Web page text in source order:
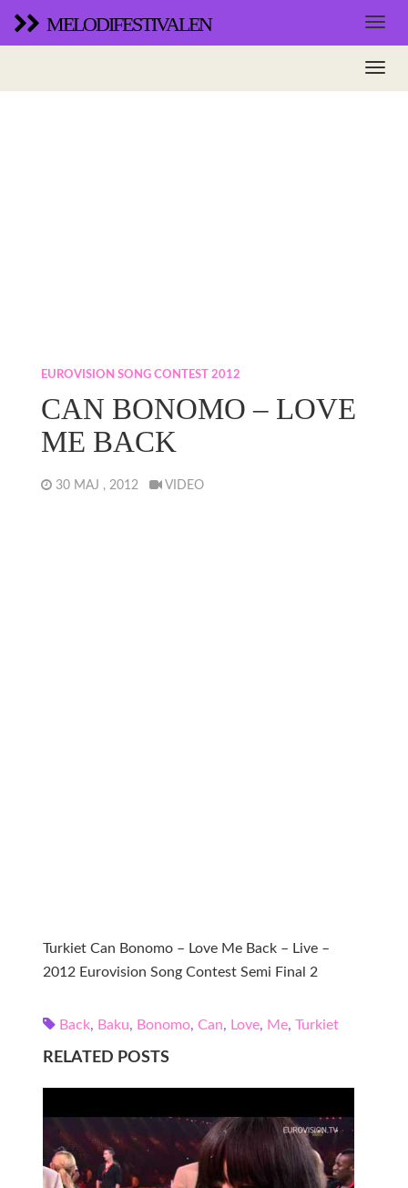
MELODIFESTIVALEN
EUROVISION SONG CONTEST 2012
CAN BONOMO – LOVE
ME BACK
30 MAJ , 2012 VIDEO
Turkiet Can Bonomo – Love Me Back – Live –
2012 Eurovision Song Contest Semi Final 2
Back, Baku, Bonomo, Can, Love, Me, Turkiet
RELATED POSTS